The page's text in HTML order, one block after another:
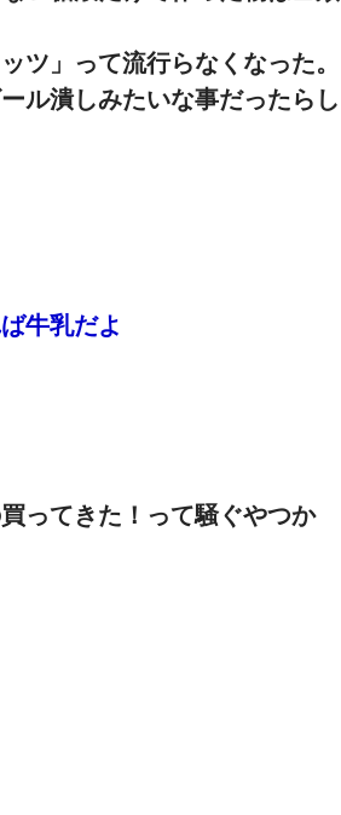
ツ」って流行らなくなった。
ル潰しみたいな事だったらし
牛乳だよ
ってきた！って騒ぐやつか